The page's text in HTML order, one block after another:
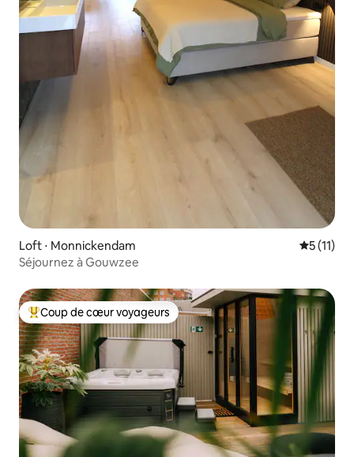
Loft ⋅ Monnickendam
5 (11)
Séjournez à Gouwzee
Coups de cœur voyageurs les plus appréciés
Coup de cœur voyageurs